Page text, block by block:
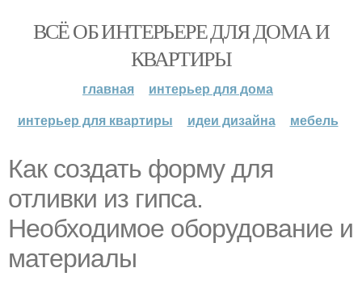
ВСЁ ОБ ИНТЕРЬЕРЕ ДЛЯ ДОМА И
КВАРТИРЫ
главная
интерьер для дома
интерьер для квартиры
идеи дизайна мебель
Как создать форму для
отливки из гипса.
Необходимое оборудование и
материалы